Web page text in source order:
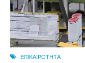
ΕΠΙΚΑΙΡΟΤΗΤΑ